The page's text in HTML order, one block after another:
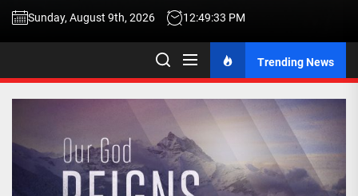
TALK
Sunday, August 9th, 2026
12:49:33 PM
Trending News